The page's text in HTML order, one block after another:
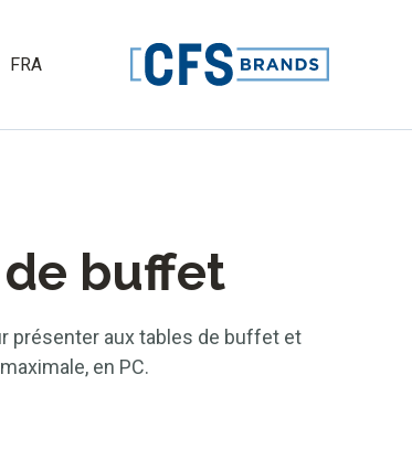
FRA
buffet
présenter aux tables de buffet et
en PC.